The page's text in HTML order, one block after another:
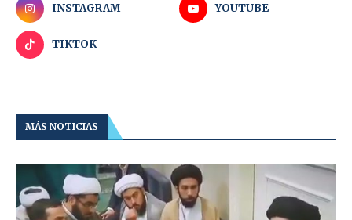
INSTAGRAM YOUTUBE
TIKTOK
MÁS NOTICIAS